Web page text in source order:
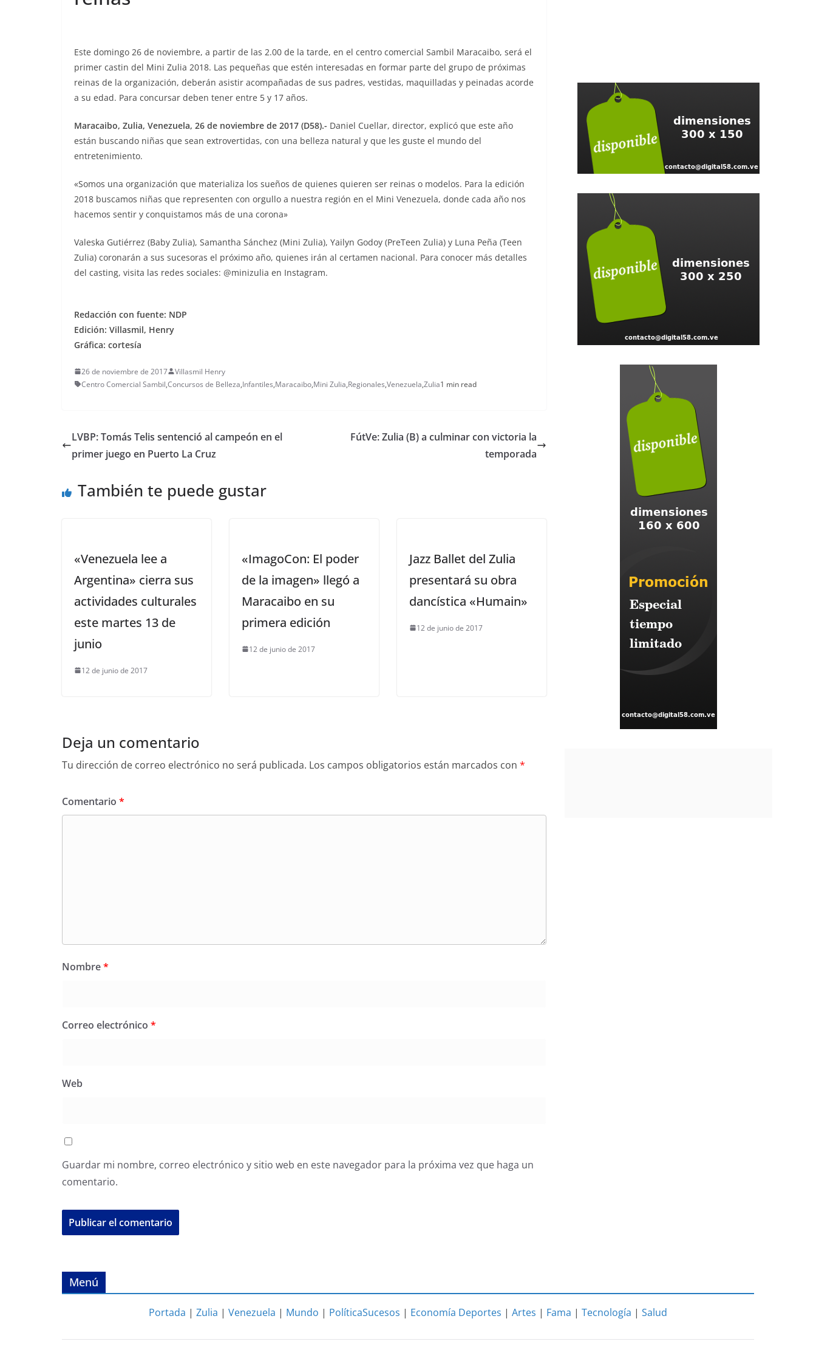
Este domingo 26 de noviembre, a partir de las 2.00 de la tarde, en el centro comercial Sambil Maracaibo, será el
primer castin del Mini Zulia 2018. Las pequeñas que estén interesadas en formar parte del grupo de próximas
reinas de la organización, deberán asistir acompañadas de sus padres, vestidas, maquilladas y peinadas acorde
a su edad. Para concursar deben tener entre 5 y 17 años.
Maracaibo, Zulia, Venezuela, 26 de noviembre de 2017 (D58).- Daniel Cuellar, director, explicó que este año
están buscando niñas que sean extrovertidas, con una belleza natural y que les guste el mundo del
entretenimiento.
«Somos una organización que materializa los sueños de quienes quieren ser reinas o modelos. Para la edición
2018 buscamos niñas que representen con orgullo a nuestra región en el Mini Venezuela, donde cada año nos
hacemos sentir y conquistamos más de una corona»
Valeska Gutiérrez (Baby Zulia), Samantha Sánchez (Mini Zulia), Yailyn Godoy (PreTeen Zulia) y Luna Peña (Teen
Zulia) coronarán a sus sucesoras el próximo año, quienes irán al certamen nacional. Para conocer más detalles
del casting, visita las redes sociales: @minizulia en Instagram.
Redacción con fuente: NDP
Edición: Villasmil, Henry
Gráfica: cortesía
26 de noviembre de 2017
Villasmil Henry
Centro Comercial Sambil,Concursos de Belleza,Infantiles,Maracaibo,Mini Zulia,Regionales,Venezuela,Zulia1 min read
LVBP: Tomás Telis sentenció al campeón en el
primer juego en Puerto La Cruz
FútVe: Zulia (B) a culminar con victoria la
temporada
También te puede gustar
«Venezuela lee a
Argentina» cierra sus
actividades culturales
este martes 13 de
junio
12 de junio de 2017
«ImagoCon: El poder
de la imagen» llegó a
Maracaibo en su
primera edición
12 de junio de 2017
Jazz Ballet del Zulia
presentará su obra
dancística «Humain»
12 de junio de 2017
Deja un comentario
Tu dirección de correo electrónico no será publicada. Los campos obligatorios están marcados con *
Comentario *
Nombre*
Correo electrónico *
Web
Guardar mi nombre, correo electrónico y sitio web en este navegador para la próxima vez que haga un
comentario.
Menú
Portada | Zulia | Venezuela | Mundo | PolíticaSucesos | Economía Deportes | Artes | Fama | Tecnología | Salud